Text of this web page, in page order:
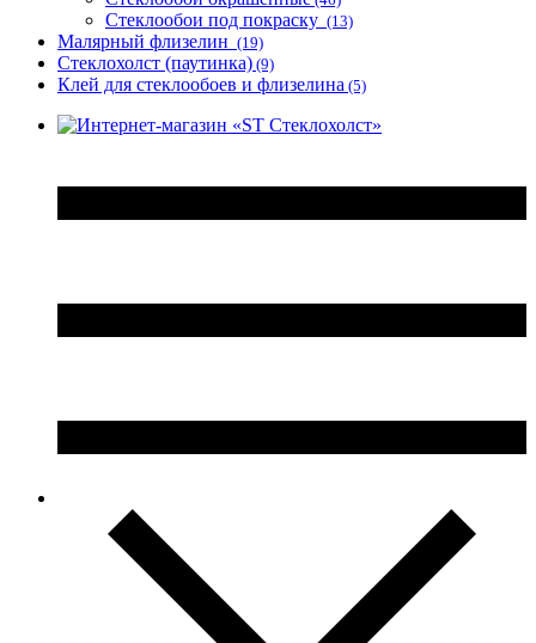
Стеклообои под покраску (13)
Малярный флизелин (19)
Стеклохолст (паутинка) (9)
Клей для стеклообоев и флизелина (5)